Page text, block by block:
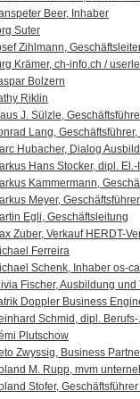
Beer, Inhaber
Suter
Zihlmann,
Krämer, ch-info.ch /
Bolzern
Riklin
J. Sülzle,
Lang,
Hubacher, Dialog
Hans Stocker, dipl.
Kammermann,
Meyer, Geschäftsführer
Egli, Geschäftsleitung
Zuber, Verkauf HERDT-
Ferreira
Schenk, Inhaber os-
Fischer, Ausbildung und
Doppler Business
Schmid, dipl.
Plutschow
Zwyssig, Business
M. Rupp, mvm
Stofer,